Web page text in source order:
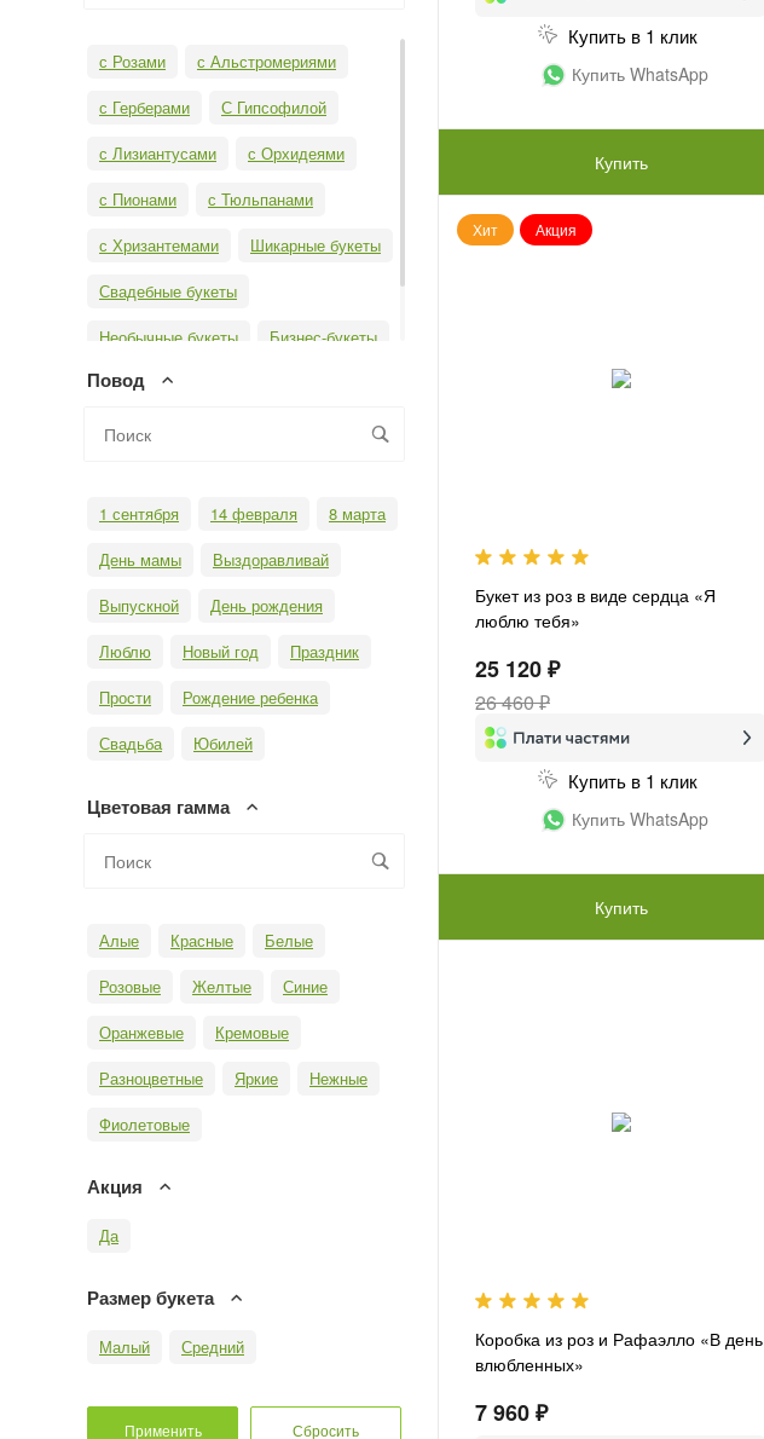
с Розами
с Альстромериями
с Герберами
С Гипсофилой
с Лизиантусами
с Орхидеями
с Пионами
с Тюльпанами
с Хризантемами
Шикарные букеты
Свадебные букеты
Необычные букеты
Бизнес-букеты
Монобукеты
Повод
1 сентября 14 февраля
8 марта
День мамы
Выздоравливай
Выпускной
День рождения
Люблю
Новый год
Праздник
Прости
Рождение ребенка
Свадьба
Юбилей
Цветовая гамма
Алые Красные
Белые
Розовые
Желтые
Синие
Оранжевые
Кремовые
Разноцветные
Яркие
Нежные
Фиолетовые
Акция
Да
Размер букета
Малый Средний
Купить в 1 клик
Купить WhatsApp
Купить
Хит Акция
Букет из роз в виде сердца «Я
люблю тебя»
25 120 ₽
26 460 ₽
Купить в 1 клик
Купить WhatsApp
Купить
Коробка из роз и Рафаэлло «В день
влюбленных»
7 960 ₽